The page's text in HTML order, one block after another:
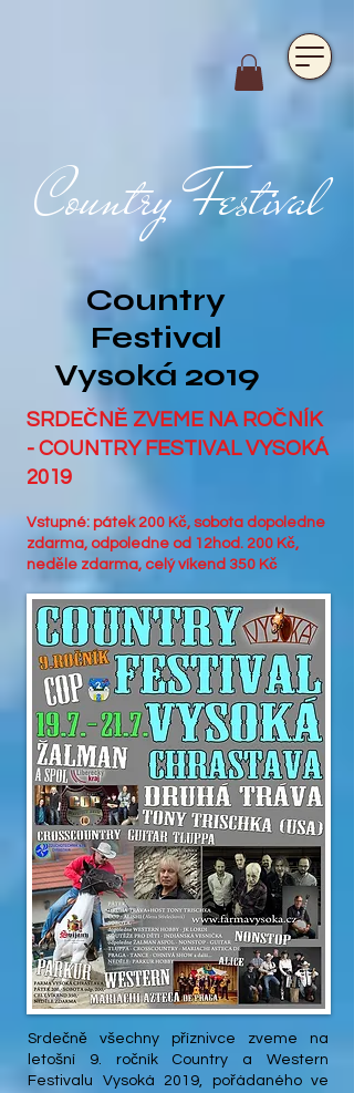
Country Festival
Country
Festival
Vysoká 2019
SRDEČNĚ ZVEME NA ROČNÍK
- COUNTRY FESTIVAL VYSOKÁ
2019
Vstupné: pátek 200 Kč, sobota dopoledne
zdarma, odpoledne od 12hod. 200 Kč,
neděle zdarma, celý víkend 350 Kč
Srdečně všechny příznivce zveme na
letošní 9. ročník Country a Western
Festivalu Vysoká 2019, pořádaného ve